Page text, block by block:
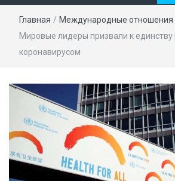
Главная / Международные отношения
Мировые лидеры призвали к единству
коронавирусом